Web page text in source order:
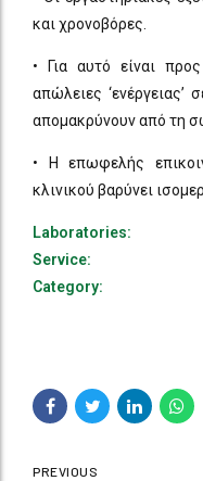
και χρονοβόρες.
• Για αυτό είναι
απώλειες
απομακρύνουν από τη
• Η επωφελής
κλινικού βαρύνει
Laboratories:
Service:
Category:
PREVIOUS